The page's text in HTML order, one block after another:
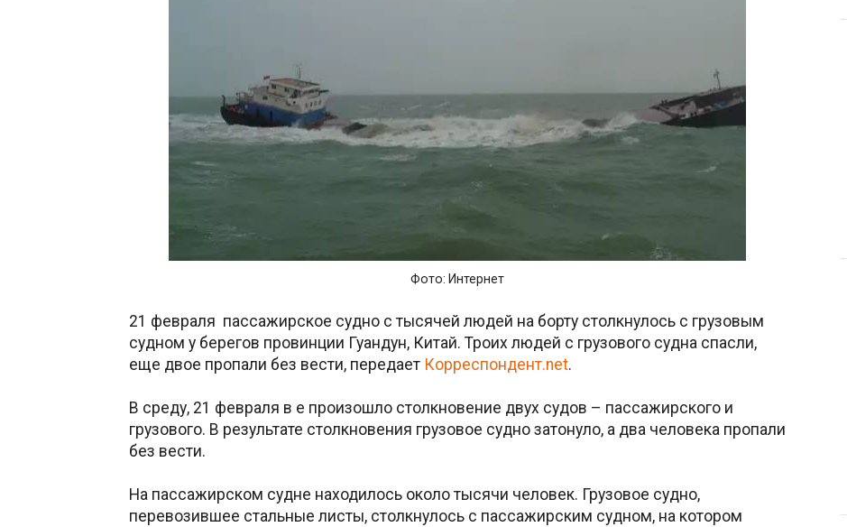
Фото: Интернет
21 февраля пассажирское судно с тысячей людей на борту столкнулось с грузовым
судном у берегов провинции Гуандун, Китай. Троих людей с грузового судна спасли,
еще двое пропали без вести, передает Корреспондент.net.
В среду, 21 февраля в е произошло столкновение двух судов – пассажирского и
грузового. В результате столкновения грузовое судно затонуло, а два человека пропали
без вести.
На пассажирском судне находилось около тысячи человек. Грузовое судно,
перевозившее стальные листы, столкнулось с пассажирским судном, на котором